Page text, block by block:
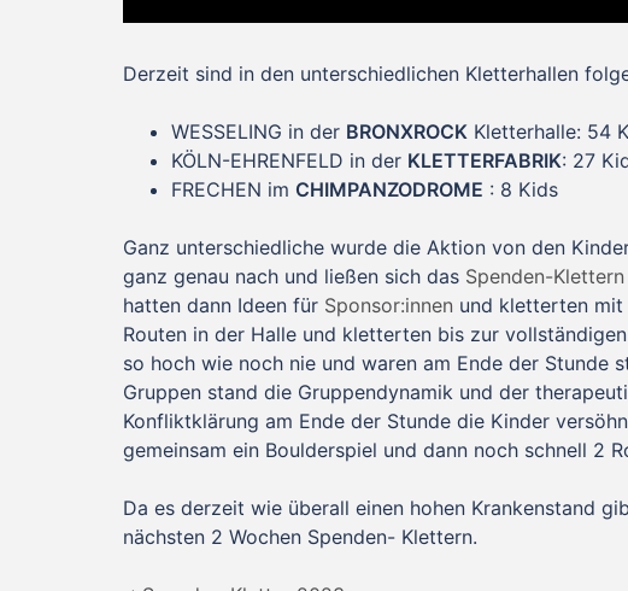
Derzeit sind in den unterschiedlichen Kletterhallen
WESSELING in der BRONXROCK Kletterhalle: 54
KÖLN-EHRENFELD in der KLETTERFABRIK: 27
FRECHEN im CHIMPANZODROME : 8 Kids
Ganz unterschiedliche wurde die Aktion von den
ganz genau nach und ließen sich das Spenden-Klettern
hatten dann Ideen für Sponsor:innen und kletterten
Routen in der Halle und kletterten bis zur
so hoch wie noch nie und waren am Ende der Stunde
Gruppen stand die Gruppendynamik und der
Konfliktklärung am Ende der Stunde die Kinder
gemeinsam ein Boulderspiel und dann noch schnell 2
Da es derzeit wie überall einen hohen Krankenstand
nächsten 2 Wochen Spenden- Klettern.